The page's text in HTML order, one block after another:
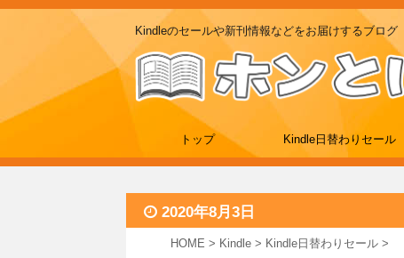
Kindleのセールや新刊情報などをお届けするブログ
トップ Kindle日替わりセール
2020年8月3日
HOME > Kindle > Kindle日替わりセール >